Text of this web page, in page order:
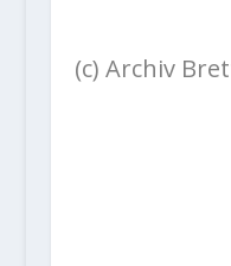
(c) Archiv